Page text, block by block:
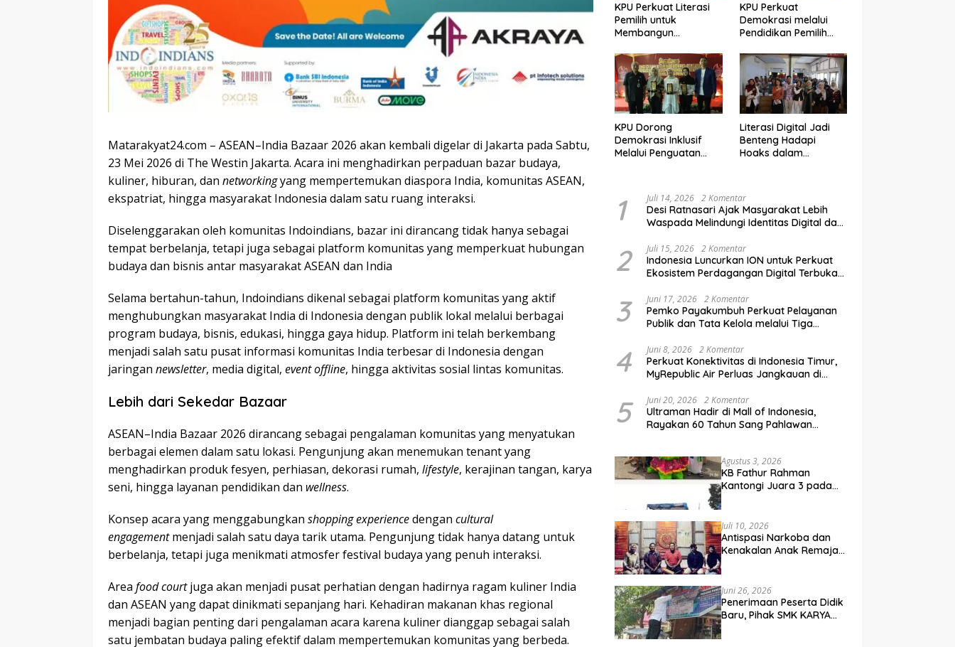
Matarakyat24.com – ASEAN–India Bazaar 2026 akan kembali digelar di Jakarta pada Sabtu,
23 Mei 2026 di The Westin Jakarta. Acara ini menghadirkan perpaduan bazar budaya,
kuliner, hiburan, dan networkingyang mempertemukan diaspora India, komunitas ASEAN,
ekspatriat, hingga masyarakat Indonesia dalam satu ruang interaksi.
Diselenggarakan oleh komunitas Indoindians, bazar ini dirancang tidak hanya sebagai
tempat berbelanja, tetapi juga sebagai platform komunitas yang memperkuat hubungan
budaya dan bisnis antar masyarakat ASEAN dan India
Selama bertahun-tahun, Indoindians dikenal sebagai platform komunitas yang aktif
menghubungkan masyarakat India di Indonesia dengan publik lokal melalui berbagai
program budaya, bisnis, edukasi, hingga gaya hidup. Platform ini telah berkembang
menjadi salah satu pusat informasi komunitas India terbesar di Indonesia dengan
jaringan newsletter, media digital, event offline, hingga aktivitas sosial lintas komunitas.
Lebih dari Sekedar Bazaar
ASEAN–India Bazaar 2026 dirancang sebagai pengalaman komunitas yang menyatukan
berbagai elemen dalam satu lokasi. Pengunjung akan menemukan tenant yang
menghadirkan produk fesyen, perhiasan, dekorasi rumah, lifestyle, kerajinan tangan, karya
seni, hingga layanan pendidikan dan wellness.
Konsep acara yang menggabungkan shopping experiencedengan cultural
engagementmenjadi salah satu daya tarik utama. Pengunjung tidak hanya datang untuk
berbelanja, tetapi juga menikmati atmosfer festival budaya yang penuh interaksi.
Area food courtjuga akan menjadi pusat perhatian dengan hadirnya ragam kuliner India
dan ASEAN yang dapat dinikmati sepanjang hari. Kehadiran makanan khas regional
menjadi bagian penting dari pengalaman acara karena kuliner dianggap sebagai salah
satu jembatan budaya paling efektif dalam mempertemukan komunitas yang berbeda.
KPU Perkuat Literasi
Pemilih untuk
Membangun
Berkualitas
KPU Perkuat
Demokrasi melalui
Pendidikan Pemilih
Kelompok Rentan,
Marjinal, dan Pemula
KPU Dorong
Demokrasi Inklusif
Melalui Penguatan
Literasi Digital Jadi
Benteng Hadapi
Hoaks dalam
1 Juli 14, 2026 2 Komentar
Desi Ratnasari Ajak Masyarakat Lebih
Waspada Melindungi Identitas Digital dan
2 Juli 15, 2026 2 Komentar
Indonesia Luncurkan ION untuk Perkuat
Ekosistem Perdagangan Digital Terbuka
3 Juni 17, 2026 2 Komentar
Pemko Payakumbuh Perkuat Pelayanan
Publik dan Tata Kelola melalui Tiga
4 Juni 8, 2026 2 Komentar
Perkuat Konektivitas di Indonesia Timur,
MyRepublic Air Perluas Jangkauan di
5 Juni 20, 2026 2 Komentar
Ultraman Hadir di Mall of Indonesia,
Rayakan 60 Tahun Sang Pahlawan
Agustus 3, 2026
KB Fathur Rahman
Kantongi Juara 3 pada
Juli 10, 2026
Antispasi Narkoba dan
Kenakalan Anak Remaja,
Surau
Juni 26, 2026
Penerimaan Peserta Didik
Baru, Pihak SMK KARYA